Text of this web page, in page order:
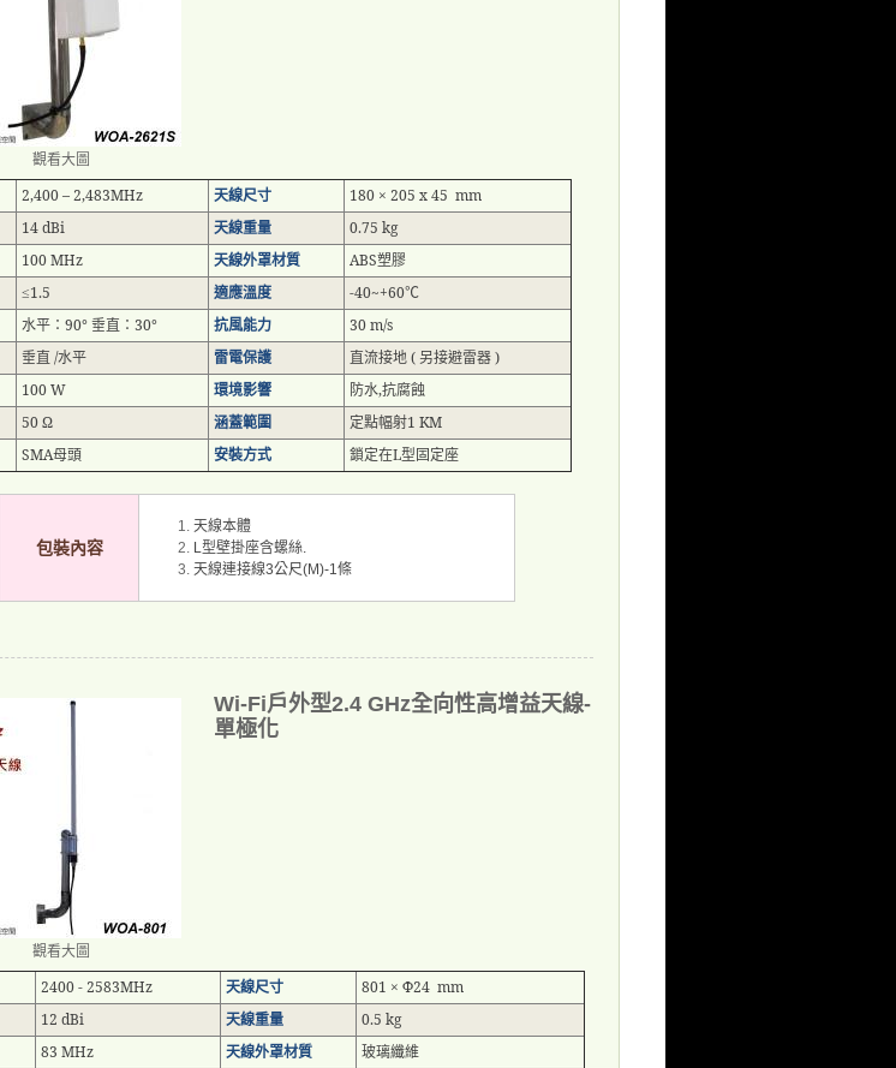
觀看大圖
2,400 – 2,483MHz 天線尺寸
180 × 205 x 45 mm
14 dBi 天線重量
0.75 kg
100 MHz 天線外罩材質 ABS塑膠
≤1.5 適應溫度 -40~+60℃
水平：90°垂直：30° 抗風能力
30 m/s
垂直 /水平 雷電保護 直流接地( 另接避雷器)
100 W 環境影響 防水,抗腐蝕
50 Ω 涵蓋範圍 定點幅射1 KM
SMA母頭 安裝方式 鎖定在L型固定座
包裝內容
天線本體
L型壁掛座含螺絲.
天線連接線3公尺(M)-1條
觀看大圖
Wi-Fi戶外型2.4 GHz全向性高增益天線-
單極化
2400 - 2583MHz 天線尺寸
801 × Φ24 mm
12 dBi 天線重量
0.5 kg
83 MHz 天線外罩材質
玻璃纖維